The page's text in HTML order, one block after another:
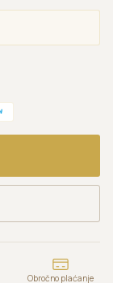
Obročno plaćanje